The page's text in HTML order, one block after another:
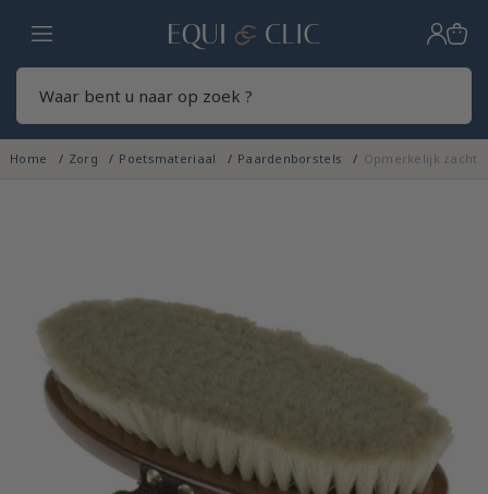
Home
Home Zorg Poetsmateriaal Paardenborstels Opmerkelijk